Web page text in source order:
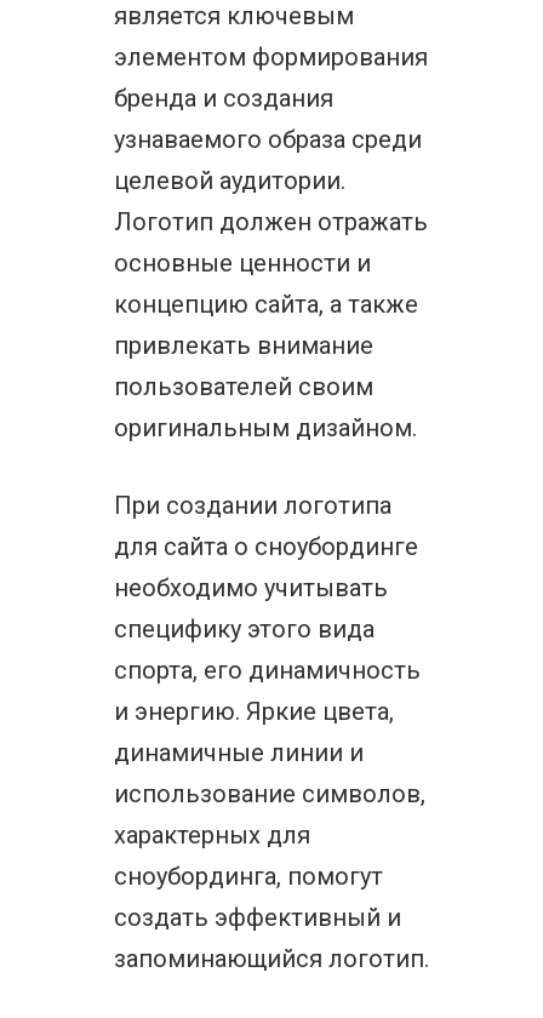
является ключевым
элементом формирования
бренда и создания
узнаваемого образа среди
целевой аудитории.
Логотип должен отражать
основные ценности и
концепцию сайта, а также
привлекать внимание
пользователей своим
оригинальным дизайном.
При создании логотипа
для сайта о сноубординге
необходимо учитывать
специфику этого вида
спорта, его динамичность
и энергию. Яркие цвета,
динамичные линии и
использование символов,
характерных для
сноубординга, помогут
создать эффективный и
запоминающийся логотип.